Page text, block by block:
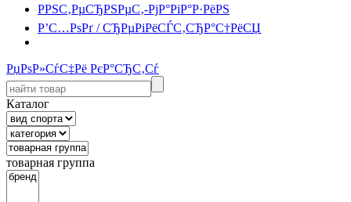
РРЅС‚РµСЂРЅРµС‚-РјР°РіР°Р·РёРЅ
Р’С…РѕРґ / СЂРµРіРёСЃС‚СЂР°С†РёСЏ
РџРѕР»СѓС‡Рё РєР°СЂС‚Сѓ
Каталог
товарная группа